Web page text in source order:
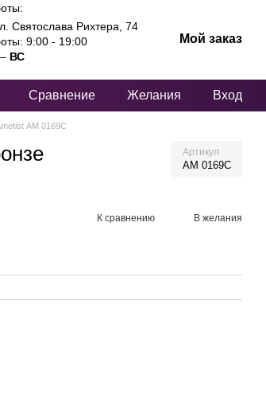
Святослава Рихтера, 74
9:00 - 19:00
ВС
Мой заказ
Сравнение Желания Вход
АМ 0169С
Артикул
АМ 0169С
К сравнению В желания